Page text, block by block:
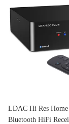
LDAC Hi Res
Bluetooth HiFi